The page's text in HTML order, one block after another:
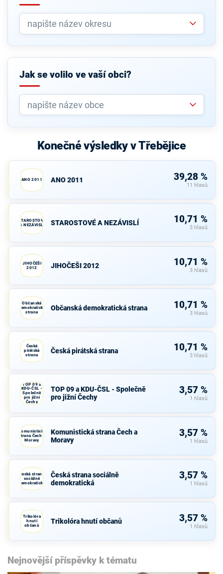
Jak se volilo ve vaší obci?
Konečné výsledky v Třebějice
ANO 2011 ANO 2011 39,28 %
11 hlasů
STAROSTOVÉ
A NEZÁVISLÍ
STAROSTOVÉ A NEZÁVISLÍ 10,71 %
3 hlasů
JIHOČEŠI
2012
JIHOČEŠI 2012 10,71 %
3 hlasů
Občanská
demokratická
strana
Občanská demokratická strana 10,71 %
3 hlasů
Česká
pirátská
strana
Česká pirátská strana 10,71 %
3 hlasů
TOP 09 a
KDU-ČSL -
Společně
pro jižní
Čechy
TOP 09 a KDU-ČSL - Společně
pro jižní Čechy
3,57 %
1 hlasů
Komunistická
strana Čech a
Moravy
Komunistická strana Čech a
Moravy
3,57 %
1 hlasů
Česká strana
sociálně
demokratická
Česká strana sociálně
demokratická
3,57 %
1 hlasů
Trikolóra
hnutí
občanů
Trikolóra hnutí občanů 3,57 %
1 hlasů
Nejnovější příspěvky k tématu